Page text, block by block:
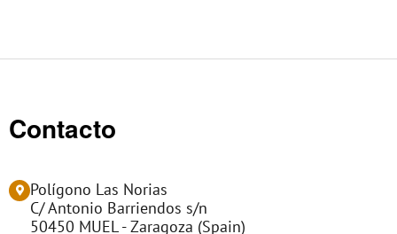
Contacto
Polígono Las Norias
C/ Antonio Barriendos s/n
50450 MUEL - Zaragoza (Spain)